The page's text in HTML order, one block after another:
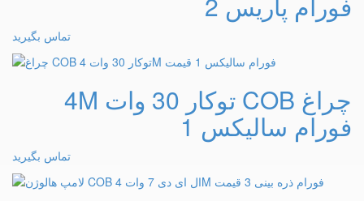
تماس بگیرید
چراغ COB توکار 30 وات 4M
فورام سالیکس 1
تماس بگیرید